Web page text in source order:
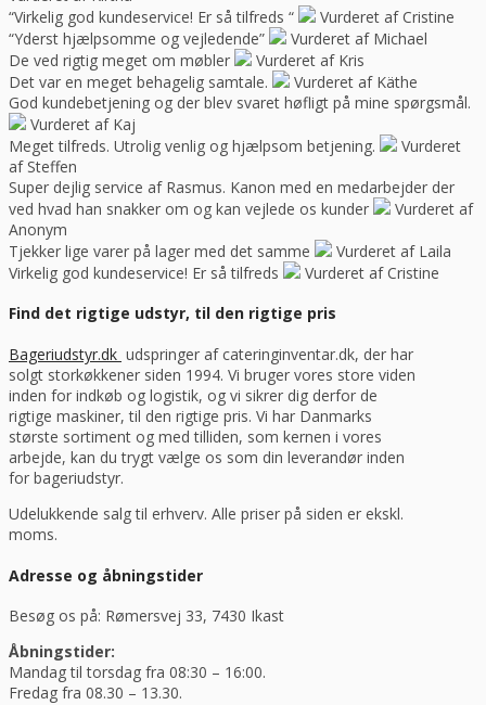
“Virkelig god kundeservice! Er så tilfreds “
Vurderet af Cristine
“Yderst hjælpsomme og vejledende”
Vurderet af Michael
De ved rigtig meget om møbler
Vurderet af Kris
Det var en meget behagelig samtale.
Vurderet af Käthe
God kundebetjening og der blev svaret høfligt på mine spørgsmål.
Vurderet af Kaj
Meget tilfreds. Utrolig venlig og hjælpsom betjening.
Vurderet
af Steffen
Super dejlig service af Rasmus. Kanon med en medarbejder der
ved hvad han snakker om og kan vejlede os kunder
Vurderet af
Anonym
Tjekker lige varer på lager med det samme
Vurderet af Laila
Virkelig god kundeservice! Er så tilfreds
Vurderet af Cristine
Find det rigtige udstyr, til den rigtige pris
Bageriudstyr.dk udspringer af cateringinventar.dk, der har
solgt storkøkkener siden 1994. Vi bruger vores store viden
inden for indkøb og logistik, og vi sikrer dig derfor de
rigtige maskiner, til den rigtige pris. Vi har Danmarks
største sortiment og med tilliden, som kernen i vores
arbejde, kan du trygt vælge os som din leverandør inden
for bageriudstyr.
Udelukkende salg til erhverv. Alle priser på siden er ekskl.
moms.
Adresse og åbningstider
Besøg os på: Rømersvej 33, 7430 Ikast
Åbningstider:
Mandag til torsdag fra 08:30 – 16:00.
Fredag fra 08.30 – 13.30.